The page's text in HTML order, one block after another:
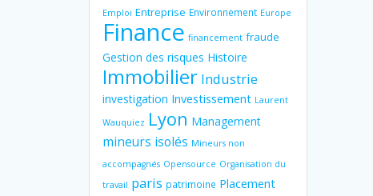
Emploi Entreprise Environnement Europe
Finance financement fraude
Gestion des risques Histoire
Immobilier Industrie
investigation Investissement Laurent
Wauquiez Lyon Management
mineurs isolés Mineurs non
accompagnés Opensource Organisation du
travail paris patrimoine Placement